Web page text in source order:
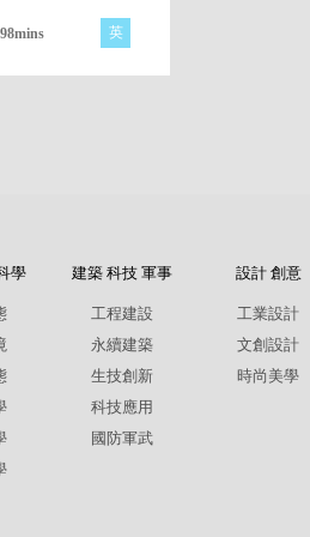
98mins 英
學 建築 科技 軍事
工程建設
永續建築
生技創新
科技應用
國防軍武
設計 創意
工業設計
文創設計
時尚美學